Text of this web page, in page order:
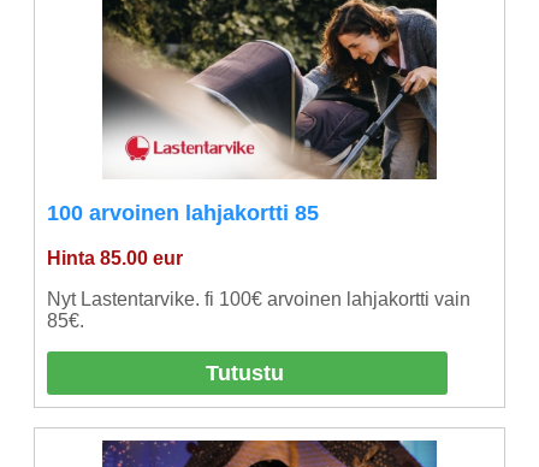
100 arvoinen lahjakortti 85
Hinta 85.00 eur
Nyt Lastentarvike. fi 100€ arvoinen lahjakortti vain
85€.
Tutustu